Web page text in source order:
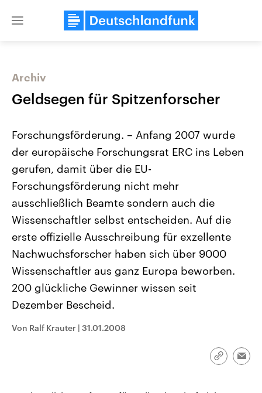
Close
Landtagswahl Sachsen-Anhalt
Alle Informationen
Sachsen-Anhalt wählt am 6.
September 2026 einen neuen
Landtag. Seit 2021 wird das
Bundesland von einer Koalition aus
CDU, SPD und FDP regiert.-
Wahlprogramme, aktuelle Berichte
und Kandidaten der anstehenden
USA
Aktuelle Beiträge,
Hintergründe
Wirtschaftlich und
gehören die Vereinigten
den mächtigsten Ländern
mit großem Einfluss auf
aktuelle Weltgeschehen.
Sendungen
Audio-Archiv
Archiv
Geldsegen für Spitzenforscher
Forschungsförderung. – Anfang 2007 wurde
der europäische Forschungsrat ERC ins Leben
gerufen, damit über die EU-
Forschungsförderung nicht mehr
ausschließlich Beamte sondern auch die
Wissenschaftler selbst entscheiden. Auf die
erste offizielle Ausschreibung für exzellente
Nachwuchsforscher haben sich über 9000
Wissenschaftler aus ganz Europa beworben.
200 glückliche Gewinner wissen seit
Dezember Bescheid.
Von Ralf Krauter | 31.01.2008
Link